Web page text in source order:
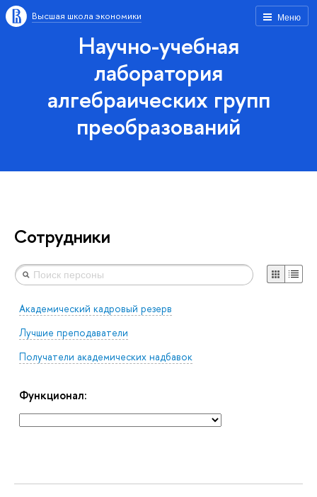
Меню
Высшая школа экономики
Научно-учебная
лаборатория
алгебраических групп
преобразований
Сотрудники
Академический кадровый резерв
Лучшие преподаватели
Получатели академических надбавок
Функционал: